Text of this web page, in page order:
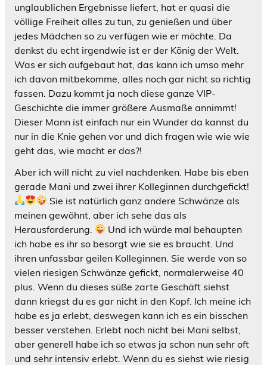
unglaublichen Ergebnisse liefert, hat er quasi die
völlige Freiheit alles zu tun, zu genießen und über
jedes Mädchen so zu verfügen wie er möchte. Da
denkst du echt irgendwie ist er der König der Welt.
Was er sich aufgebaut hat, das kann ich umso mehr
ich davon mitbekomme, alles noch gar nicht so richtig
fassen. Dazu kommt ja noch diese ganze VIP-
Geschichte die immer größere Ausmaße annimmt!
Dieser Mann ist einfach nur ein Wunder da kannst du
nur in die Knie gehen vor und dich fragen wie wie wie
geht das, wie macht er das?!
Aber ich will nicht zu viel nachdenken. Habe bis eben
gerade Mani und zwei ihrer Kolleginnen durchgefickt!
Sie ist natürlich ganz andere Schwänze als
meinen gewöhnt, aber ich sehe das als
Herausforderung.
Und ich würde mal behaupten
ich habe es ihr so besorgt wie sie es braucht. Und
ihren unfassbar geilen Kolleginnen. Sie werde von so
vielen riesigen Schwänze gefickt, normalerweise 40
plus. Wenn du dieses süße zarte Geschäft siehst
dann kriegst du es gar nicht in den Kopf. Ich meine ich
habe es ja erlebt, deswegen kann ich es ein bisschen
besser verstehen. Erlebt noch nicht bei Mani selbst,
aber generell habe ich so etwas ja schon nun sehr oft
und sehr intensiv erlebt. Wenn du es siehst wie riesig